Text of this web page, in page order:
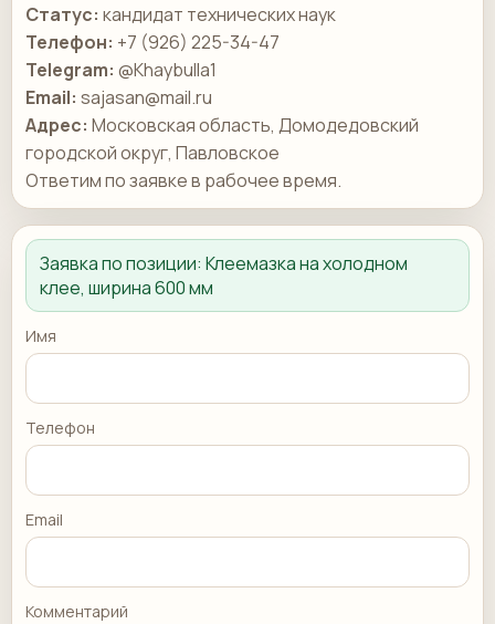
Статус: кандидат технических наук
Телефон: +7 (926) 225-34-47
Telegram: @Khaybulla1
Email: sajasan@mail.ru
Адрес: Московская область, Домодедовский
городской округ, Павловское
Ответим по заявке в рабочее время.
Заявка по позиции: Клеемазка на холодном
клее, ширина 600 мм
Имя
Телефон
Email
Комментарий